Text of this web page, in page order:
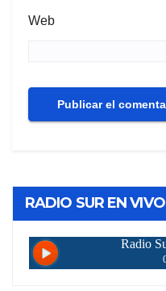
Web
RADIO SUR EN VIVO